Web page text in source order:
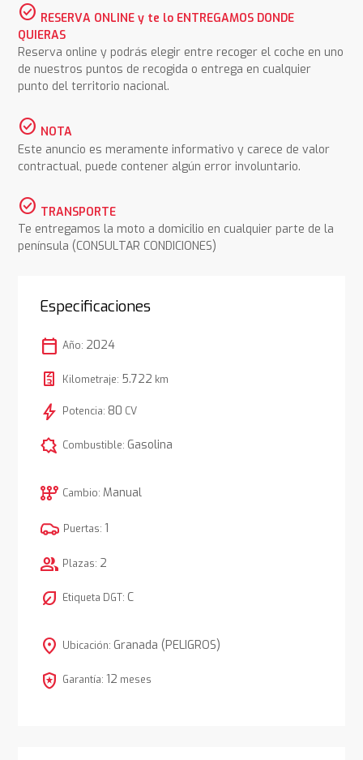
check_circle RESERVA ONLINE y te lo ENTREGAMOS DONDE
QUIERAS
Reserva online y podrás elegir entre recoger el coche en uno
de nuestros puntos de recogida o entrega en cualquier
punto del territorio nacional.
check_circle NOTA
Este anuncio es meramente informativo y carece de valor
contractual, puede contener algún error involuntario.
check_circle TRANSPORTE
Te entregamos la moto a domicilio en cualquier parte de la
península (CONSULTAR CONDICIONES)
Especificaciones
calendar_today Año: 2024
Kilometraje: 5.722 km
bolt Potencia: 80 CV
comic_bubble Combustible: Gasolina
auto_transmission Cambio: Manual
Puertas: 1
group Plazas: 2
nest_eco_leaf Etiqueta DGT: C
location_on Ubicación: Granada (PELIGROS)
local_police Garantía: 12 meses